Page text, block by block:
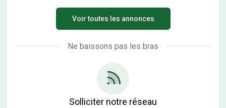
passé médiéval, niché au cour d'une nature généreuse,
dans le département du Doubs. À proximité de Besançon
et Dijon, Chemaudin et Vaux offre un mélange
harmonieux entre patrimoine historique préservé et
Courtine compte 33 lots viabilisés destinés à de la maison
individuelle et un macro (lot 21) destiné à un petit collectif.
Entre 8 et 12 logements sont réservés pour de l'accession
Voir toutes les annonces
Ne baissons pas les bras
Solliciter notre réseau